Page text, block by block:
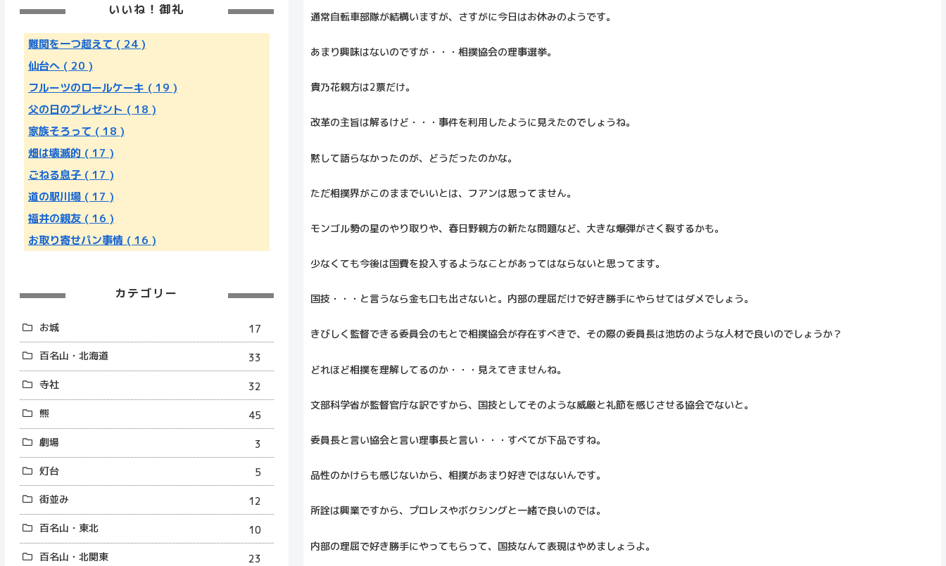
通常自転車部隊が結構いますが、さすがに今日はお休みのようです。
あまり興味はないのですが・・・相撲協会の理事選挙。
貴乃花親方は2票だけ。
改革の主旨は解るけど・・・事件を利用したように見えたのでしょうね。
黙して語らなかったのが、どうだったのかな。
ただ相撲界がこのままでいいとは、フアンは思ってません。
モンゴル勢の星のやり取りや、春日野親方の新たな問題など、大きな爆弾がさく裂するかも。
少なくても今後は国費を投入するようなことがあってはならないと思ってます。
国技・・・と言うなら金も口も出さないと。内部の理屈だけで好き勝手にやらせてはダメでしょう。
きびしく監督できる委員会のもとで相撲協会が存在すべきで、その際の委員長は池坊のような人材で良いのでしょうか？
どれほど相撲を理解してるのか・・・見えてきませんね。
文部科学省が監督官庁な訳ですから、国技としてそのような威厳と礼節を感じさせる協会でないと。
委員長と言い協会と言い理事長と言い・・・すべてが下品ですね。
品性のかけらも感じないから、相撲があまり好きではないんです。
所詮は興業ですから、プロレスやボクシングと一緒で良いのでは。
内部の理屈で好き勝手にやってもらって、国技なんて表現はやめましょうよ。
いいね！御礼
難関を一つ超えて ( 24 )
仙台へ ( 20 )
フルーツのロールケーキ ( 19 )
父の日のプレゼント ( 18 )
家族そろって ( 18 )
畑は壊滅的 ( 17 )
ごねる息子 ( 17 )
道の駅川場 ( 17 )
福井の親友 ( 16 )
お取り寄せパン事情 ( 16 )
カテゴリー
お城
17
百名山・北海道
33
寺社
32
熊
45
劇場
3
灯台
5
街並み
12
百名山・東北
10
百名山・北関東
23